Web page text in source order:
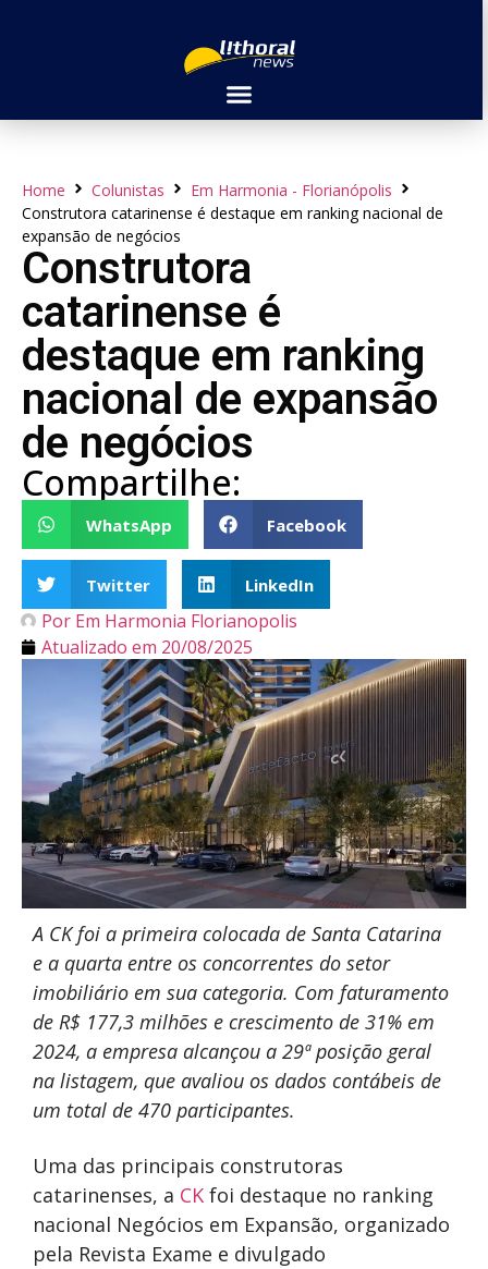
Home Colunistas
Em Harmonia - Florianópolis
Construtora catarinense é destaque em ranking nacional de
expansão de negócios
Construtora
catarinense é
destaque em ranking
nacional de expansão
de negócios
Compartilhe:
WhatsApp Facebook
Twitter LinkedIn
Por Em Harmonia Florianopolis
Atualizado em 20/08/2025
A CK foi a primeira colocada de Santa Catarina
e a quarta entre os concorrentes do setor
imobiliário em sua categoria. Com faturamento
de R$ 177,3 milhões e crescimento de 31% em
2024, a empresa alcançou a 29ª posição geral
na listagem, que avaliou os dados contábeis de
um total de 470 participantes.
Uma das principais construtoras
catarinenses, a CK foi destaque no ranking
nacional Negócios em Expansão, organizado
pela Revista Exame e divulgado